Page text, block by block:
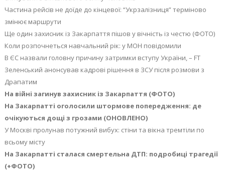
Частина рейсів не доїде до кінцевої: “Укрзалізниця” терміново
змінює маршрути
Ще один захисник із Закарпаття пішов у вічність із честю (ФОТО)
Коли розпочнеться навчальний рік: у МОН повідомили
В ЄС назвали головну причину затримки вступу України, – FT
Зеленський анонсував кадрові рішення в ЗСУ після розмови з
Драпатим
На війні загинув захисник із Закарпаття (ФОТО)
На Закарпатті оголосили штормове попередження: де
очікуються дощі з грозами (ОНОВЛЕНО)
У Москві пролунав потужний вибух: стіни та вікна тремтіли по
всьому місту
На Закарпатті сталася смертельна ДТП: подробиці трагедії
(+ФОТО)